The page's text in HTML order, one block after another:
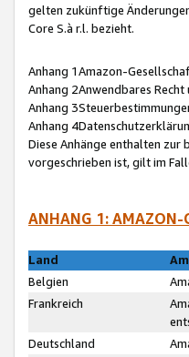
gelten zukünftige
Core S.à r.l. bezieht.
Anhang 1Amazon-
Anhang 2Anwendbares
Anhang
Anhang
Diese Anhänge enthalten zur
vorgeschrieben ist, gilt im
ANHANG 1: AMAZON-
Land
Belgien
Frankreich
Deutschland